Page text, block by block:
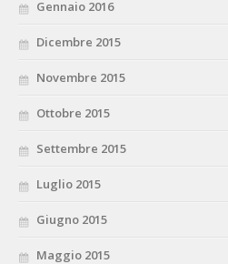
Gennaio 2016
Dicembre 2015
Novembre 2015
Ottobre 2015
Settembre 2015
Luglio 2015
Giugno 2015
Maggio 2015